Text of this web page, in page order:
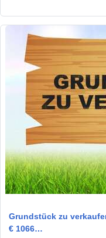
Grundstück zu
€ 1066…